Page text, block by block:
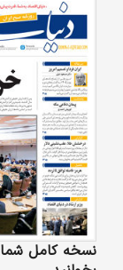
نسخه کامل